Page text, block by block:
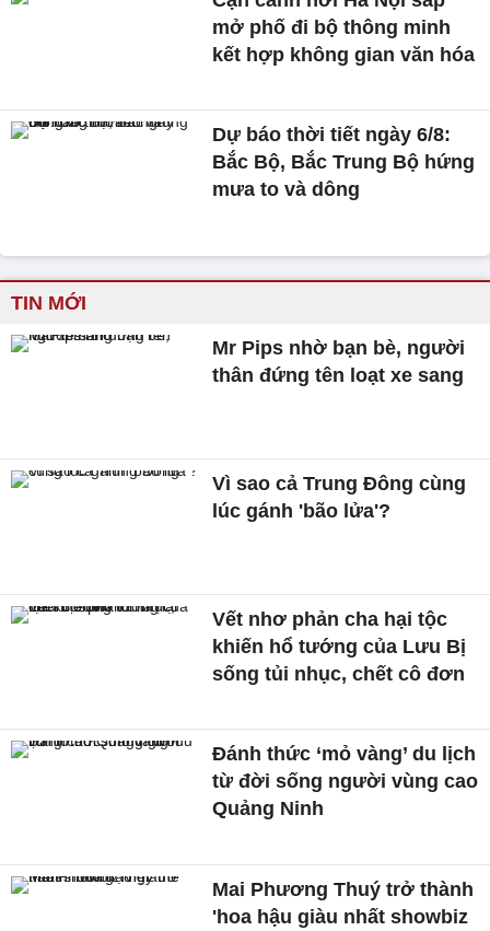
mở phố đi bộ thông minh
kết hợp không gian văn hóa
Dự báo thời tiết ngày 6/8:
Bắc Bộ, Bắc Trung Bộ hứng
mưa to và dông
TIN MỚI
Mr Pips nhờ bạn bè, người
thân đứng tên loạt xe sang
Vì sao cả Trung Đông cùng
lúc gánh 'bão lửa'?
Vết nhơ phản cha hại tộc
khiến hổ tướng của Lưu Bị
sống tủi nhục, chết cô đơn
Đánh thức ‘mỏ vàng’ du lịch
từ đời sống người vùng cao
Quảng Ninh
Mai Phương Thuý trở thành
'hoa hậu giàu nhất showbiz